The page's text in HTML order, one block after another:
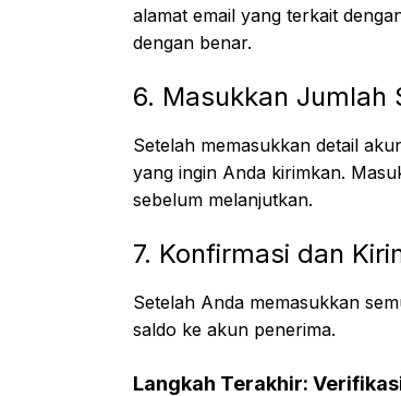
alamat email yang terkait
dengan benar.
6. Masukkan Jumlah
Setelah memasukkan detail
yang ingin Anda kirimkan.
sebelum melanjutkan.
7. Konfirmasi dan
Setelah Anda memasukkan
saldo ke akun penerima.
Langkah Terakhir: